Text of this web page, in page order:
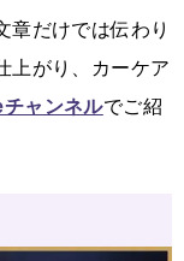
章だけでは伝わり
上がり、カーケア
チャンネルでご紹